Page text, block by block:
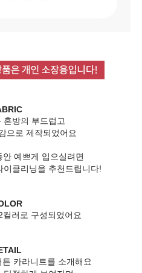
혼방의 부드럽고
으로 제작되었어요
예쁘게 입으실려면
클리닝을 추천드립니다!
러로 구성되었어요
카라니트를 소개해요